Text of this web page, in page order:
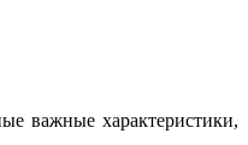
важные характеристики,